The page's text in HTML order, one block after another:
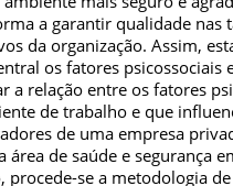
a garantir qualidade nas
da organização. Assim,
os fatores psicossociais
a relação entre os fatores
de trabalho e que
de uma empresa
área de saúde e segurança
procede-se a metodologia